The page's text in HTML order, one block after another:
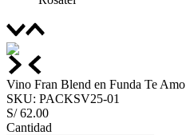
Vino Fran Blend en Funda Te Amo
SKU: PACKSV25-01
S/ 62.00
Cantidad